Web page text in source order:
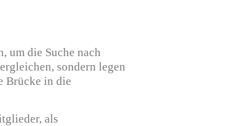
um die Suche nach
sondern legen
Brücke in die
als